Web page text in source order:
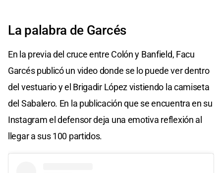
La palabra de Garcés
En la previa del cruce entre Colón y Banfield, Facu
Garcés publicó un video donde se lo puede ver dentro
del vestuario y el Brigadir López vistiendo la camiseta
del Sabalero. En la publicación que se encuentra en su
Instagram el defensor deja una emotiva reflexión al
llegar a sus 100 partidos.